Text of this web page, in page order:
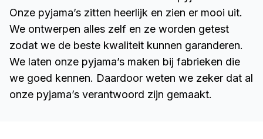
Onze pyjama’s zitten heerlijk en zien er mooi uit.
We ontwerpen alles zelf en ze worden getest
zodat we de beste kwaliteit kunnen garanderen.
We laten onze pyjama’s maken bij fabrieken die
we goed kennen. Daardoor weten we zeker dat al
onze pyjama’s verantwoord zijn gemaakt.